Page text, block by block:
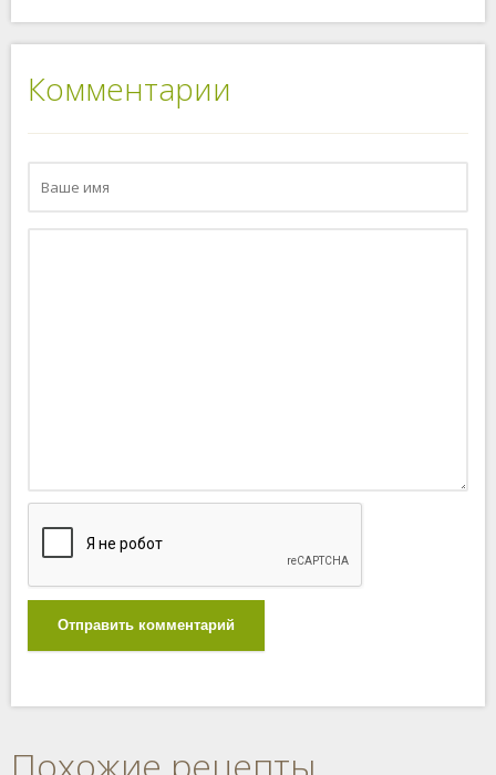
Комментарии
Отправить комментарий